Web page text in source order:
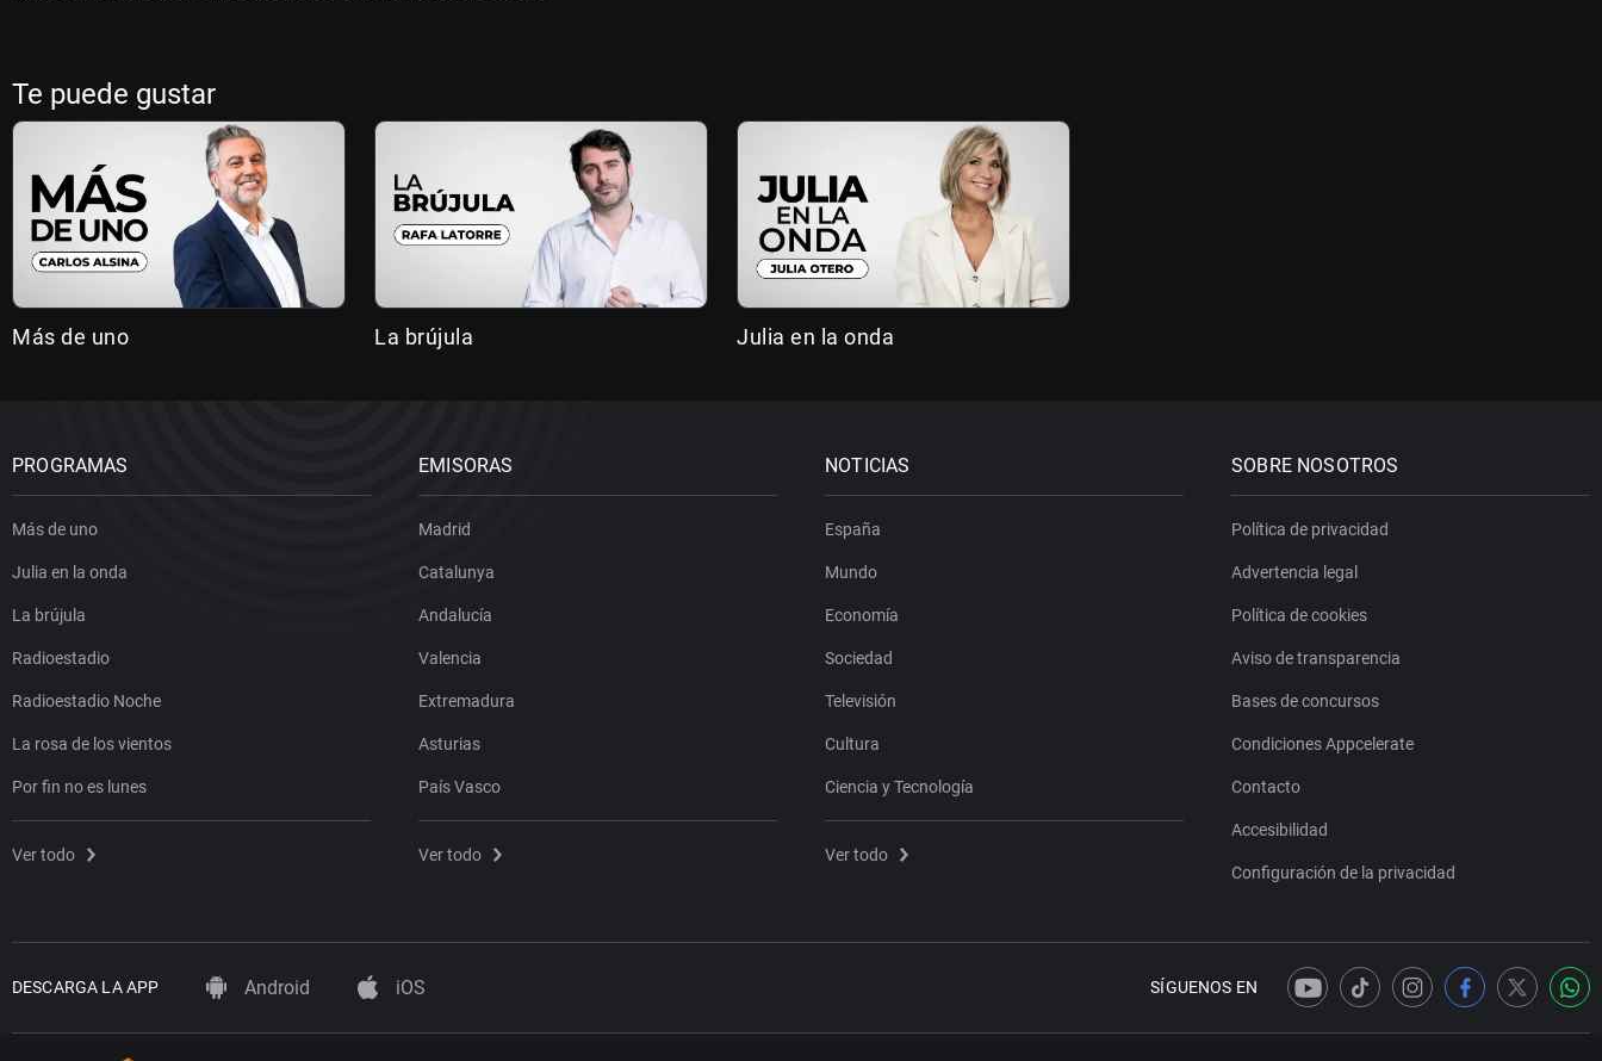
Te puede gustar
Más de uno La brújula Julia en la onda
PROGRAMAS
Más de uno
Julia en la onda
La brújula
Radioestadio
Radioestadio Noche
La rosa de los vientos
Por fin no es lunes
Ver todo
EMISORAS
Madrid
Catalunya
Andalucía
Valencia
Extremadura
Asturias
País Vasco
Ver todo
NOTICIAS
España
Mundo
Economía
Sociedad
Televisión
Cultura
Ciencia y Tecnología
Ver todo
SOBRE NOSOTROS
Política de privacidad
Advertencia legal
Política de cookies
Aviso de transparencia
Bases de concursos
Condiciones Appcelerate
Contacto
Accesibilidad
Configuración de la privacidad
DESCARGA LA APP Android iOS SÍGUENOS EN